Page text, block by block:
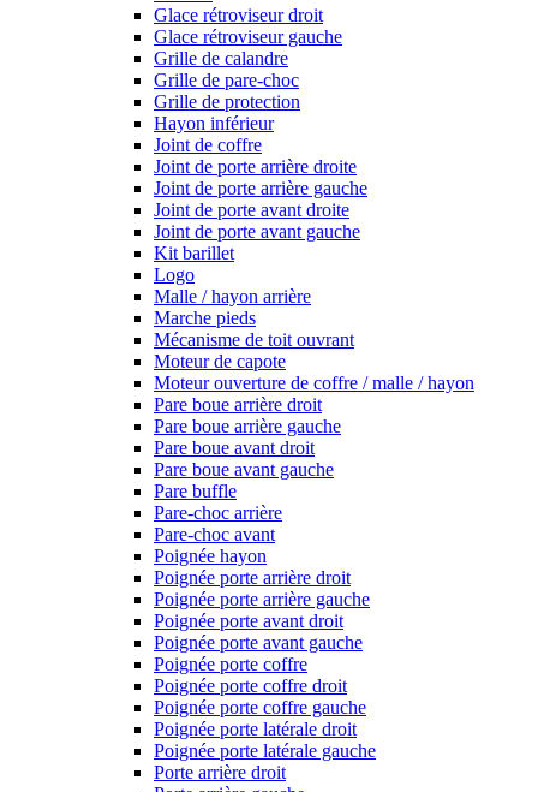
Glace rétroviseur droit
Glace rétroviseur gauche
Grille de calandre
Grille de pare-choc
Grille de protection
Hayon inférieur
Joint de coffre
Joint de porte arrière droite
Joint de porte arrière gauche
Joint de porte avant droite
Joint de porte avant gauche
Kit barillet
Logo
Malle / hayon arrière
Marche pieds
Mécanisme de toit ouvrant
Moteur de capote
Moteur ouverture de coffre / malle / hayon
Pare boue arrière droit
Pare boue arrière gauche
Pare boue avant droit
Pare boue avant gauche
Pare buffle
Pare-choc arrière
Pare-choc avant
Poignée hayon
Poignée porte arrière droit
Poignée porte arrière gauche
Poignée porte avant droit
Poignée porte avant gauche
Poignée porte coffre
Poignée porte coffre droit
Poignée porte coffre gauche
Poignée porte latérale droit
Poignée porte latérale gauche
Porte arrière droit